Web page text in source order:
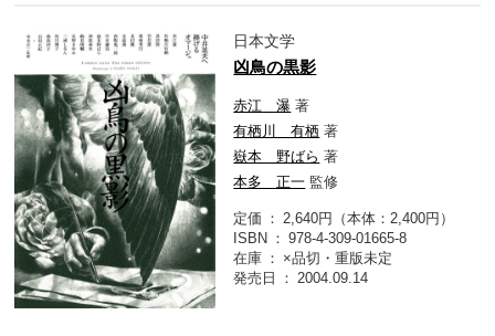
日本文学
凶鳥の黒影
赤江 瀑 著
有栖川 有栖 著
嶽本 野ばら 著
本多 正一 監修
定価
2,640円（本体：2,400円）
ISBN
978-4-309-01665-8
在庫
×品切・重版未定
発売日
2004.09.14